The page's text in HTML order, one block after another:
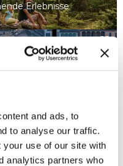
and ads, to
to analyse our traffic.
your use of our site with
analytics partners who
Erlebnisse
und